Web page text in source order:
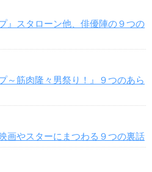
』スタローン他、俳優陣の９つの
～筋肉隆々男祭り！』９つのあら
画やスターにまつわる９つの裏話